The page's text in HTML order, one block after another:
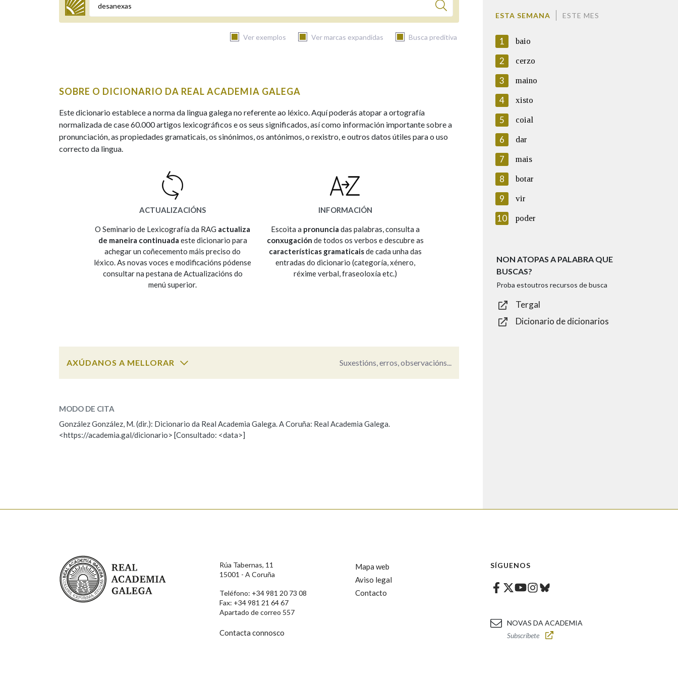
Termo a buscar
Ver exemplos Ver marcas expandidas Busca preditiva
Remata por Nos exemplos
OUTRAS OPCIÓNS DE BUSCA
Marcas gramaticais Pertence a
SOBRE O DICIONARIO DA REAL ACADEMIA GALEGA
Este dicionario establece a norma da lingua galega no referente ao léxico. Aquí poderás atopar a ortografía
normalizada de case 60.000 artigos lexicográficos e os seus significados, así como información importante sobre a
pronunciación, as propiedades gramaticais, os sinónimos, os antónimos, o rexistro, e outros datos útiles para o uso
correcto da lingua.
ACTUALIZACIÓNS
O Seminario de Lexicografía da RAG actualiza
de maneira continuada este dicionario para
achegar un coñecemento máis preciso do
léxico. As novas voces e modificacións pódense
consultar na pestana de Actualizacións do
menú superior.
INFORMACIÓN
Escoita a pronuncia das palabras, consulta a
conxugación de todos os verbos e descubre as
características gramaticaisde cada unha das
entradas do dicionario (categoría, xénero,
réxime verbal, fraseoloxía etc.)
AXÚDANOS A MELLORAR Suxestións, erros, observacións...
Observación
Nome Apelidos
En cumprimento da normativa vixente en materia de Protección de Datos de Carácter Persoal, a Real Academia Galega informa a
aqueles usuarios que faciliten o seu correo electrónico, así como calquera outra información de carácter persoal, que estes datos
usuarios poderán exercer o seu dereito de acceso, rectificación, oposición e cancelación dos seus datos poñéndose en contacto
MODO DE CITA
González González, M. (dir.): Dicionario da Real Academia Galega. A Coruña: Real Academia Galega.
<https://academia.gal/dicionario> [Consultado: <data>]
ESTA SEMANA ESTE MES
1 baio
2 cerzo
3 maino
4 xisto
5 coial
6 dar
7 mais
8 botar
9 vir
10 poder
NON ATOPAS A PALABRA QUE
BUSCAS?
Proba estoutros recursos de busca
Tergal
Dicionario de dicionarios
Real Academia Galega
Rúa Tabernas, 11
15001 - A Coruña
Teléfono: +34 981 20 73 08
Fax: +34 981 21 64 67
Apartado de correo 557
Contacta connosco
Mapa web
Aviso legal
Contacto
SÍGUENOS
Facebook
Twitter
Youtube
Instagram
Bluesky
NOVAS DA ACADEMIA
Subscríbete